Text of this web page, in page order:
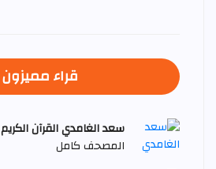
قراء مميزون
سعد الغامدي القرآن الكريم mp3
المصحف كامل